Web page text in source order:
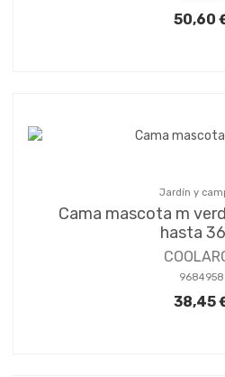
50,60
Jardín y
Cama mascota m
hasta
9684958
38,45